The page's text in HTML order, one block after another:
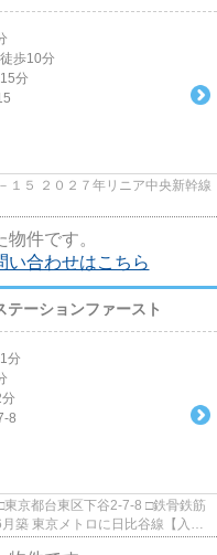
徒歩10分
分
１５ ２０２７年リニア中央新幹線
件です。
い合わせはこちら
テーションファースト
分
分
8
入谷